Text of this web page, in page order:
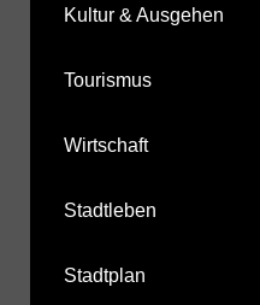
Kultur & Ausgehen
Tourismus
Wirtschaft
Stadtleben
Stadtplan